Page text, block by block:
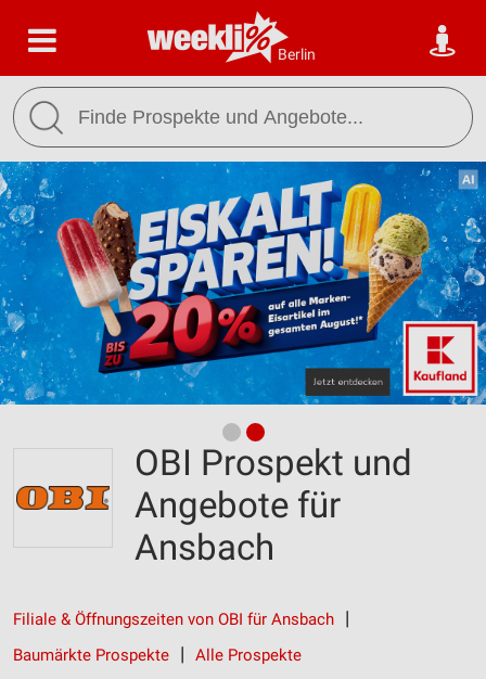
Berlin
OBI Prospekt und
Angebote für
Ansbach
Filiale & Öffnungszeiten von OBI für Ansbach
Baumärkte Prospekte
Alle Prospekte